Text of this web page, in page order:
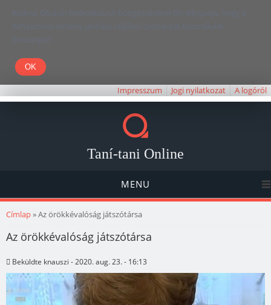
Kedves Olvasó! Weboldalunk böngészésével Ön elfogadja, hogy a
felhasználói élmény javítása céljából cookie-kat használunk.
Köszönjük!
Impresszum Jogi nyilatkozat A logóról
Taní-tani Online
MENU
Jelenlegi hely
Címlap» Az örökkévalóság játszótársa
Az örökkévalóság játszótársa
Beküldte knauszi - 2020. aug. 23. - 16:13